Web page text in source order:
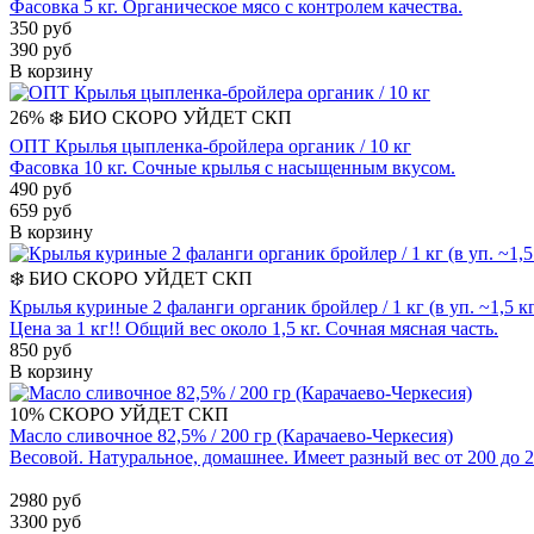
Фасовка 5 кг. Органическое мясо с контролем качества.
350 руб
390 руб
В корзину
26% ❄️ БИО СКОРО УЙДЕТ СКП
ОПТ Крылья цыпленка-бройлера органик / 10 кг
Фасовка 10 кг. Сочные крылья с насыщенным вкусом.
490 руб
659 руб
В корзину
❄️ БИО СКОРО УЙДЕТ СКП
Крылья куриные 2 фаланги органик бройлер / 1 кг (в уп. ~1,5
Цена за 1 кг!! Общий вес около 1,5 кг. Сочная мясная часть.
850 руб
В корзину
10% СКОРО УЙДЕТ СКП
Масло сливочное 82,5% / 200 гр (Карачаево-Черкесия)
Весовой. Натуральное, домашнее. Имеет разный вес от 200 до
2980 руб
3300 руб